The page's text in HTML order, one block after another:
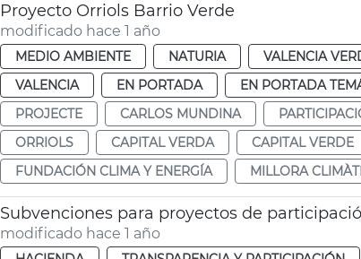
Proyecto Orriols Barrio Verde
modificado hace 1 año
MEDIO AMBIENTE NATURIA VALENCIA
VALENCIA
EN PORTADA EN PORTADA
PROJECTE
CARLOS MUNDINA
ORRIOLS
CAPITAL VERDA CAPITAL VERDE
FUNDACIÓN CLIMA Y ENERGÍA
MILLORA
Subvenciones para proyectos de
modificado hace 1 año